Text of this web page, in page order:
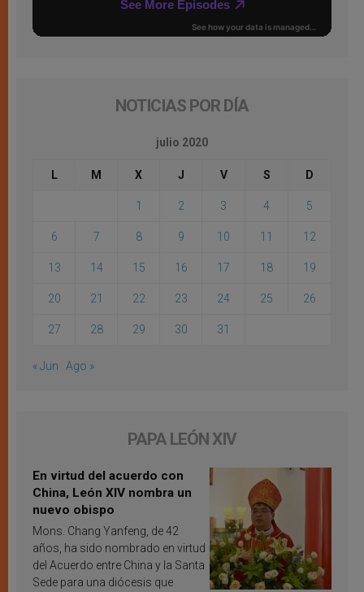
NOTICIAS POR DÍA
julio 2020
L M X J V S D
1 2 3 4 5
6 7 8 9 10 11 12
13 14 15 16 17 18 19
20 21 22 23 24 25 26
27 28 29 30 31
« Jun Ago »
PAPA LEÓN XIV
En virtud del acuerdo con
China, León XIV nombra un
nuevo obispo
Mons. Chang Yanfeng, de 42
años, ha sido nombrado en virtud
del Acuerdo entre China y la Santa
Sede para una diócesis que